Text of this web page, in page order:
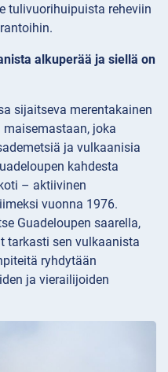
tulivuorihuipuista reheviin
alkuperää ja siellä on
sijaitseva merentakainen
joka
ja vulkaanisia
kahdesta
– aktiivinen
vuonna 1976.
Guadeloupen saarella,
tarkasti sen vulkaanista
ryhdytään
ja vierailijoiden